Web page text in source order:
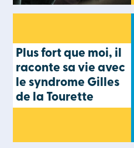
Plus fort que moi, il
raconte sa vie avec
le syndrome Gilles
de la Tourette